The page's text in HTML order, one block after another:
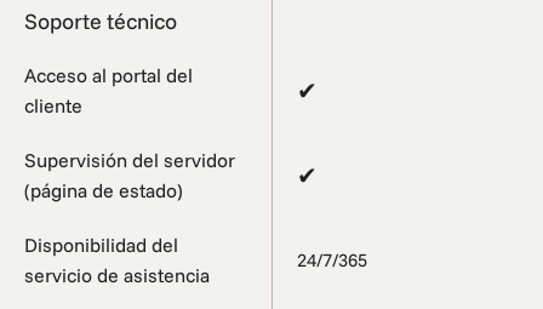
Soporte técnico
Acceso al portal del
cliente
✔
Supervisión del servidor
(página de estado)
✔
Disponibilidad del
servicio de asistencia
24/7/365